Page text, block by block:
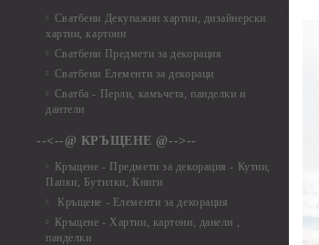
Сватбени Декупажни хартии, дизайнерски
хартии, картони
Сватбени Предмети за декорация
Сватбени Елементи за декораци
Сватба - Перли, камъчета, панделки и
дантели
--<--@ КРЪЩЕНЕ @-->--
Кръщене - Предмети за декорация - Кутии,
Папки, Бутилки, Книги
Кръщене - Елементи за декорация
Кръщене - Хартии, картони, данели ,
панделки